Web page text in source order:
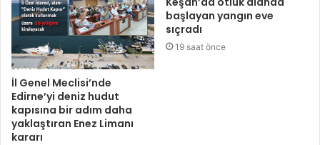
İl Genel Meclisi’nde
Edirne’yi deniz hudut
kapısına bir adım daha
yaklaştıran Enez Limanı
kararı
başlayan yangın eve
sıçradı
19 saat önce